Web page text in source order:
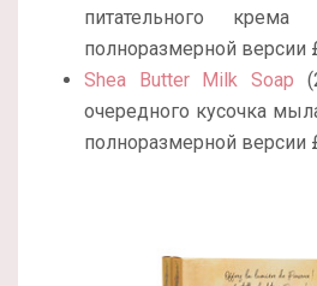
питательного
полноразмерной версии
Shea Butter Milk Soap
очередного кусочка
полноразмерной версии